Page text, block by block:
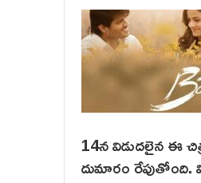
14న విడుద‌లైన ఈ
దుమారం రేపుతోంది.